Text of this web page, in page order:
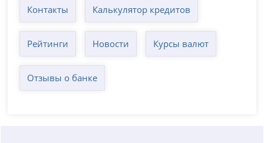
Контакты Калькулятор кредитов
Рейтинги Новости Курсы валют
Отзывы о банке